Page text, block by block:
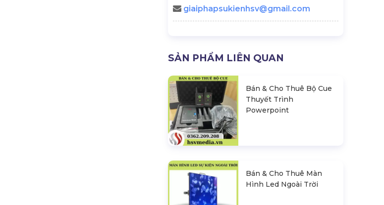
giaiphapsukienhsv@gmail.com
SẢN PHẨM LIÊN QUAN
Bán & Cho Thuê Bộ Cue
Thuyết Trình
Powerpoint
Bán & Cho Thuê Màn
Hình Led Ngoài Trời